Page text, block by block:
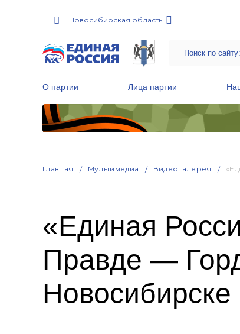
Новосибирская область
О партии Лица партии
Главная Мультимедиа Видеогалерея
«Единая
Правде —
Новосибирске